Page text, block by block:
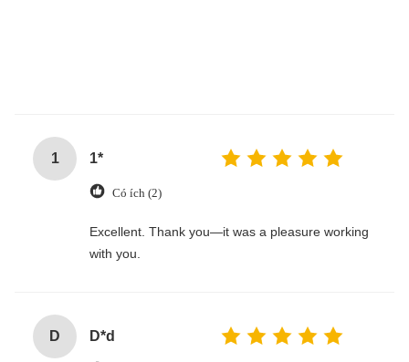
1 1*
Có ích (2)
Excellent. Thank you—it was a pleasure working
with you.
D D*d